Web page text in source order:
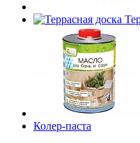
Колер-паста